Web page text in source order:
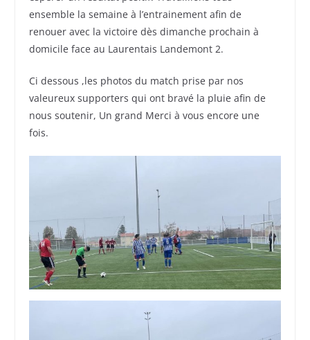
ensemble la semaine à l’entrainement afin de
renouer avec la victoire dès dimanche prochain à
domicile face au Laurentais Landemont 2.
Ci dessous ,les photos du match prise par nos
valeureux supporters qui ont bravé la pluie afin de
nous soutenir, Un grand Merci à vous encore une
fois.